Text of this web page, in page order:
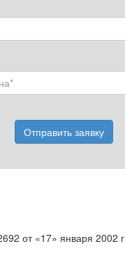
Отправить заявку
от «17» января 2002 г